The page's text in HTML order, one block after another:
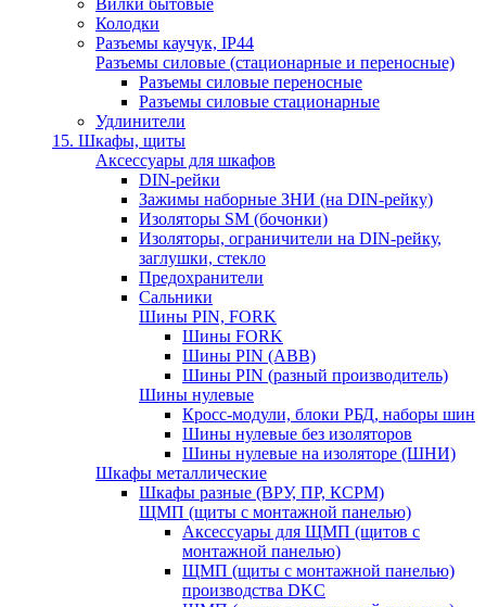
Вилки бытовые
Колодки
Разъемы каучук, IP44
Разъемы силовые (стационарные и переносные)
Разъемы силовые переносные
Разъемы силовые стационарные
Удлинители
15. Шкафы, щиты
Аксессуары для шкафов
DIN-рейки
Зажимы наборные ЗНИ (на DIN-рейку)
Изоляторы SM (бочонки)
Изоляторы, ограничители на DIN-рейку,
заглушки, стекло
Предохранители
Сальники
Шины PIN, FORK
Шины FORK
Шины PIN (АВВ)
Шины PIN (разный производитель)
Шины нулевые
Кросс-модули, блоки РБД, наборы шин
Шины нулевые без изоляторов
Шины нулевые на изоляторе (ШНИ)
Шкафы металлические
Шкафы разные (ВРУ, ПР, КСРМ)
ЩМП (щиты с монтажной панелью)
Аксессуары для ЩМП (щитов с
монтажной панелью)
ЩМП (щиты с монтажной панелью)
производства DKC